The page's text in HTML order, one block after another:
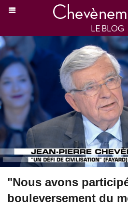
"Nous avons
bouleversement du